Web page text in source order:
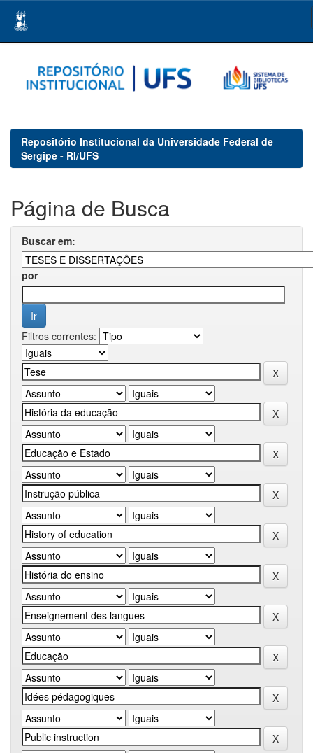
navigation
Repositório Institucional da Universidade Federal de
Sergipe - RI/UFS
Página de Busca
Buscar em:
por
Filtros correntes: